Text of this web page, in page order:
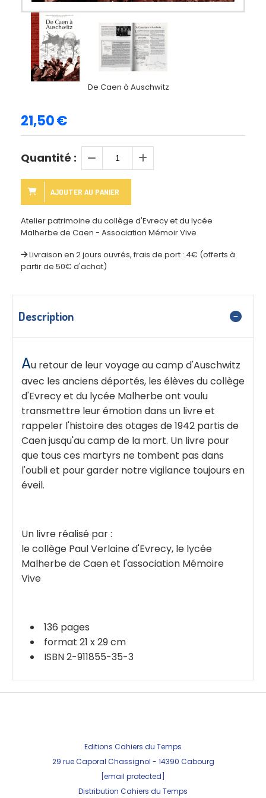
De Caen à Auschwitz
21,50€
Quantité :
AJOUTER AU PANIER
Atelier patrimoine du collège d'Evrecy et du lycée
Malherbe de Caen - Association Mémoir Vive
Livraison en 2 jours ouvrés, frais de port : 4€ (offerts à
partir de 50€ d'achat)
Description
Au retour de leur voyage au camp d'Auschwitz
avec les anciens déportés, les élèves du collège
d'Evrecy et du lycée Malherbe ont voulu
transmettre leur émotion dans un livre et
rappeler l'histoire des otages de 1942 partis de
Caen jusqu'au camp de la mort. Un livre pour
que tous ces martyrs ne tombent pas dans
l'oubli et pour garder notre vigilance toujours en
éveil.
Un livre réalisé par :
le collège Paul Verlaine d'Evrecy, le lycée
Malherbe de Caen et l'association Mémoire
Vive
136 pages
format 21 x 29 cm
ISBN 2-911855-35-3
Editions Cahiers du Temps
29 rue Caporal Chassignol - 14390 Cabourg
[email protected]
Distribution Cahiers du Temps